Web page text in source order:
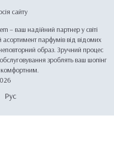
сайту
– ваш надійний партнер у світі
парфумів від відомих
образ. Зручний процес
зроблять ваш шопінг
Рус